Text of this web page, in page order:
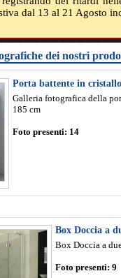
dal 13 al 21 Agosto
dei nostri
Porta battente in
Galleria fotografica della
185 cm
Foto presenti: 14
Box Doccia a
Box Doccia a
Foto presenti: 9